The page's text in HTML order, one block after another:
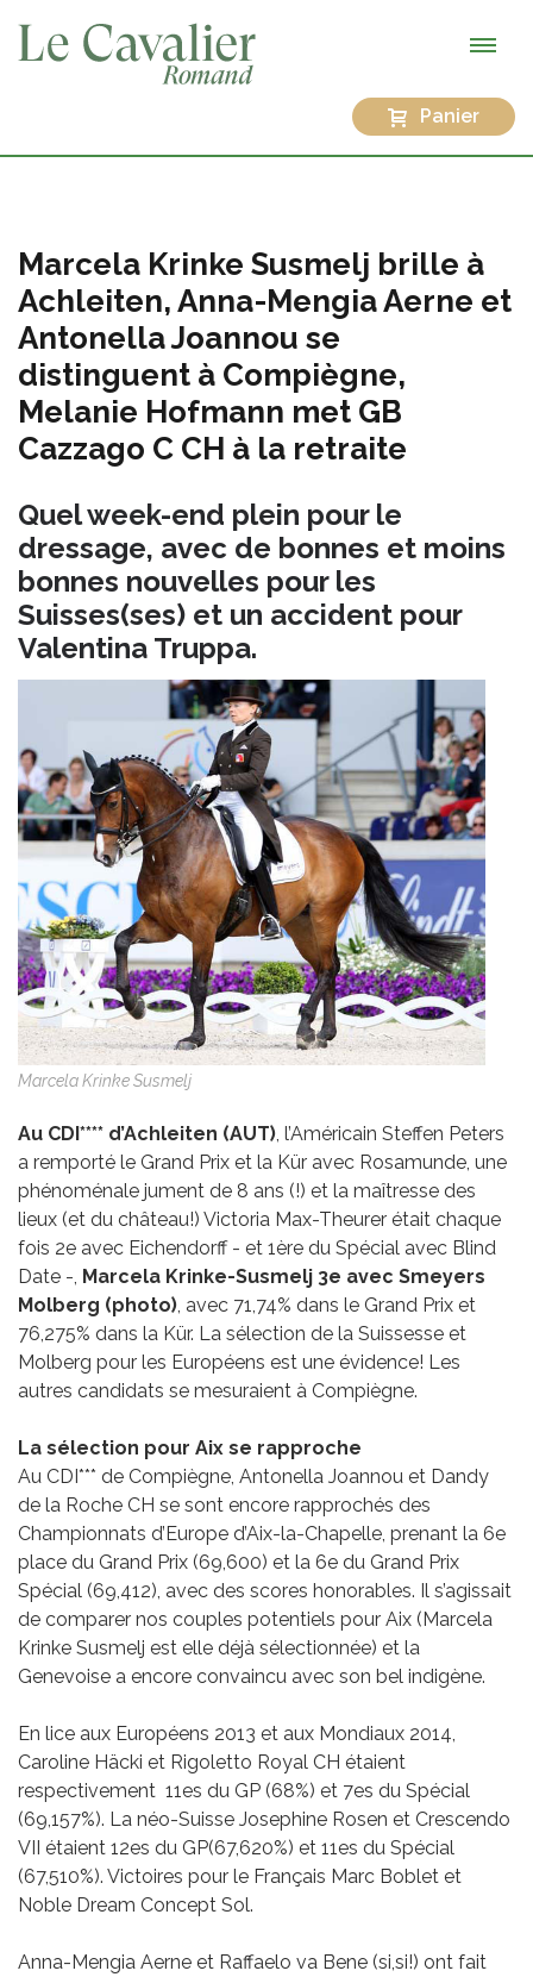
Panier
Marcela Krinke Susmelj brille à
Achleiten, Anna-Mengia Aerne et
Antonella Joannou se
distinguent à Compiègne,
Melanie Hofmann met GB
Cazzago C CH à la retraite
Quel week-end plein pour le
dressage, avec de bonnes et moins
bonnes nouvelles pour les
Suisses(ses) et un accident pour
Valentina Truppa.
Marcela Krinke Susmelj
Au CDI**** d’Achleiten (AUT), l’Américain Steffen Peters
a remporté le Grand Prix et la Kür avec Rosamunde, une
phénoménale jument de 8 ans (!) et la maîtresse des
lieux (et du château!) Victoria Max-Theurer était chaque
fois 2e avec Eichendorff - et 1ère du Spécial avec Blind
Date -, Marcela Krinke-Susmelj 3e avec Smeyers
Molberg (photo), avec 71,74% dans le Grand Prix et
76,275% dans la Kür. La sélection de la Suissesse et
Molberg pour les Européens est une évidence! Les
autres candidats se mesuraient à Compiègne.
La sélection pour Aix se rapproche
Au CDI*** de Compiègne, Antonella Joannou et Dandy
de la Roche CH se sont encore rapprochés des
Championnats d’Europe d’Aix-la-Chapelle, prenant la 6e
place du Grand Prix (69,600) et la 6e du Grand Prix
Spécial (69,412), avec des scores honorables. Il s’agissait
de comparer nos couples potentiels pour Aix (Marcela
Krinke Susmelj est elle déjà sélectionnée) et la
Genevoise a encore convaincu avec son bel indigène.
En lice aux Européens 2013 et aux Mondiaux 2014,
Caroline Häcki et Rigoletto Royal CH étaient
respectivement 11es du GP (68%) et 7es du Spécial
(69,157%). La néo-Suisse Josephine Rosen et Crescendo
VII étaient 12es du GP(67,620%) et 11es du Spécial
(67,510%). Victoires pour le Français Marc Boblet et
Noble Dream Concept Sol.
Anna-Mengia Aerne et Raffaelo va Bene (si,si!) ont fait